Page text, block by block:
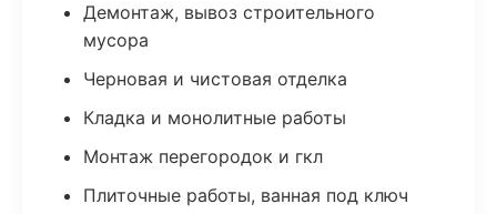
Демонтаж, вывоз строительного
мусора
Черновая и чистовая отделка
Кладка и монолитные работы
Монтаж перегородок и гкл
Плиточные работы, ванная под ключ